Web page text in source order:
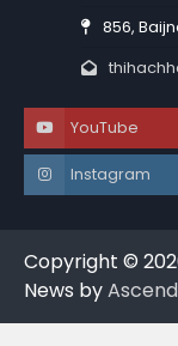
856,
YouTube
Instagram
Copyright ©
News by